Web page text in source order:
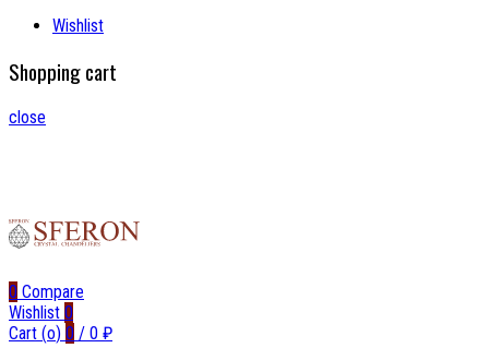
Wishlist
Shopping cart
close
0 Compare
Wishlist 0
Cart (o) 0 / 0 ₽